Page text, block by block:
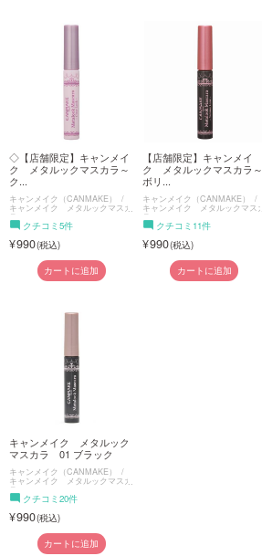
ログイン・新規会員登録
◇【店舗限定】キャンメイ
ク メタルックマスカラ～
ク...
キャンメイク（CANMAKE）
キャンメイク メタルックマスカ
ラ
クチコミ5件
990
カートに追加
【店舗限定】キャンメイ
ク メタルックマスカラ～
ボリ...
キャンメイク（CANMAKE）
キャンメイク メタルックマスカ
ラ
クチコミ11件
990
カートに追加
キャンメイク メタルック
マスカラ 01 ブラック
キャンメイク（CANMAKE）
キャンメイク メタルックマスカ
ラ
クチコミ20件
990
カートに追加